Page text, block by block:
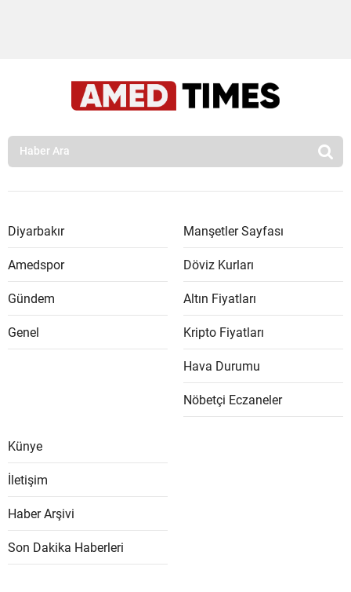
Diyarbakır
Amedspor
Gündem
Genel
Manşetler Sayfası
Döviz Kurları
Altın Fiyatları
Kripto Fiyatları
Hava Durumu
Nöbetçi Eczaneler
Künye
İletişim
Haber Arşivi
Son Dakika Haberleri